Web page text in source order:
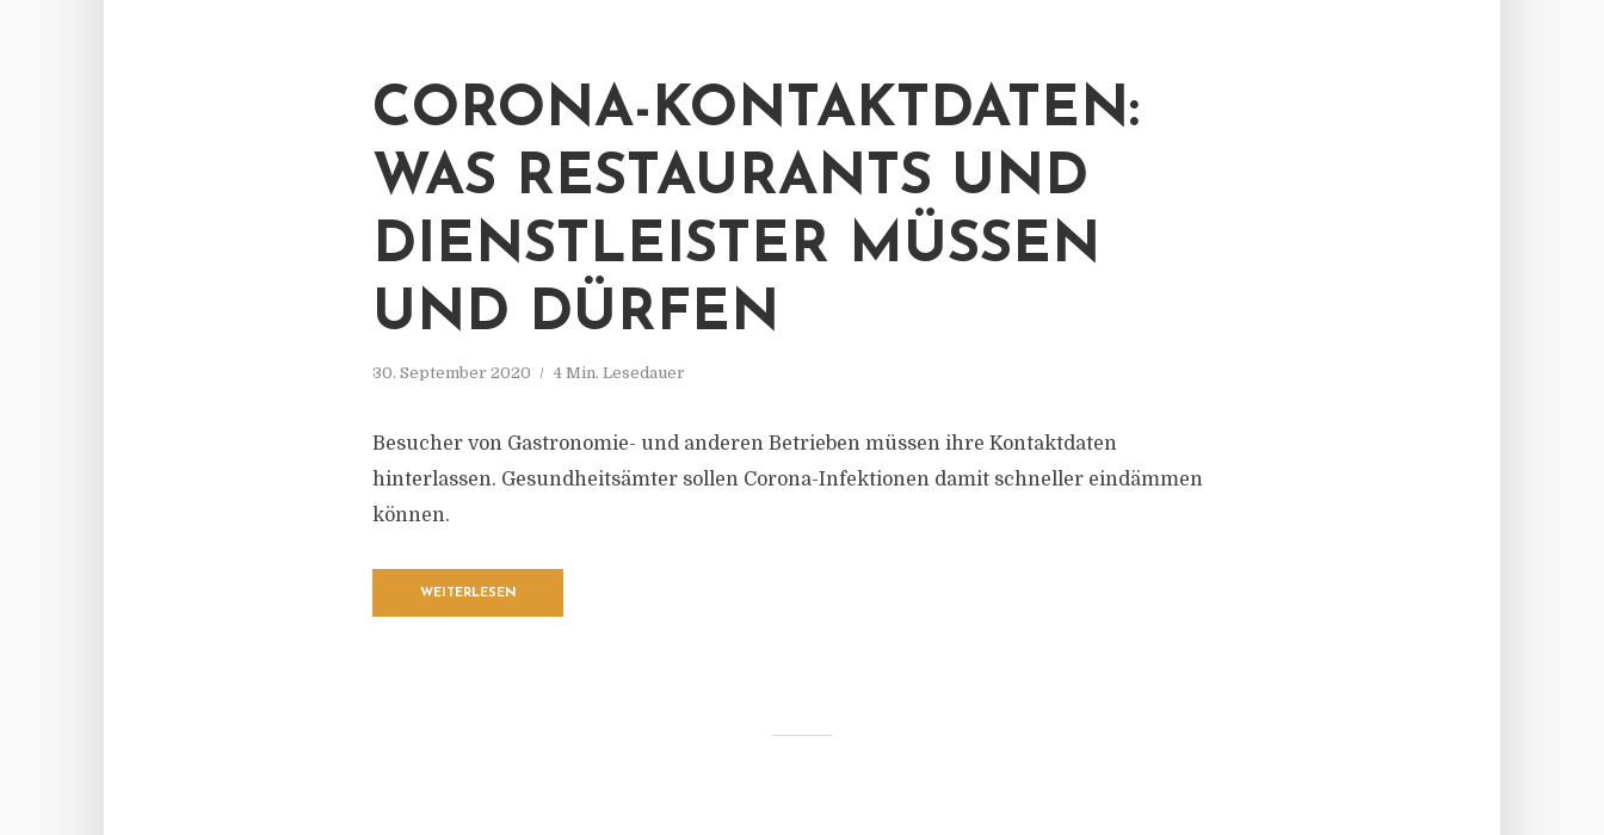
CORONA-KONTAKTDATEN:
WAS RESTAURANTS UND
DIENSTLEISTER MÜSSEN
UND DÜRFEN
30. September 2020 4 Min. Lesedauer
Besucher von Gastronomie- und anderen Betrieben müssen ihre Kontaktdaten
hinterlassen. Gesundheitsämter sollen Corona-Infektionen damit schneller eindämmen
können.
WEITERLESEN